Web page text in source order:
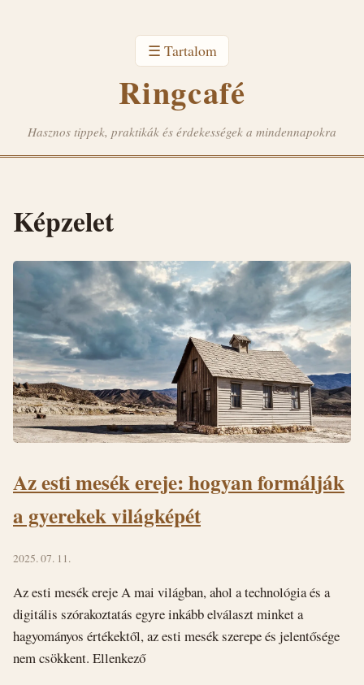
☰ Tartalom
Ringcafé
Hasznos tippek, praktikák és érdekességek a mindennapokra
Képzelet
Az esti mesék ereje: hogyan formálják
a gyerekek világképét
2025. 07. 11.
Az esti mesék ereje A mai világban, ahol a technológia és a
digitális szórakoztatás egyre inkább elválaszt minket a
hagyományos értékektől, az esti mesék szerepe és jelentősége
nem csökkent. Ellenkező